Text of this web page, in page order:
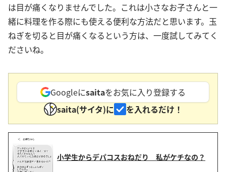
は目が痛くなりませんでした。これは小さなお子さんと一
緒に料理を作る際にも使える便利な方法だと思います。玉
ねぎを切ると目が痛くなるという方は、一度試してみてく
ださいね。
Googleにsaitaをお気に入り登録する
saita(サイタ)に
を入れるだけ！
小学生からデパコスおねだり 私がケチなの？